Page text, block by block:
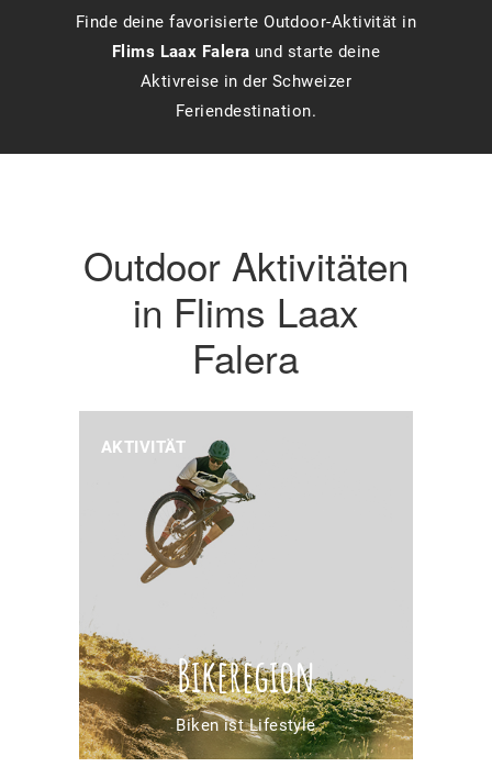
Finde deine favorisierte Outdoor-Aktivität in
Flims Laax Falera und starte deine
Aktivreise in der Schweizer
Feriendestination.
Outdoor Aktivitäten
in Flims Laax
Falera
AKTIVITÄT
Bikeregion
Biken ist Lifestyle